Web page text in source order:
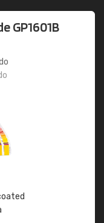
GP1601B